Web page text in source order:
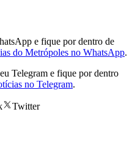
e fique por dentro de
do Metrópoles no WhatsApp.
Telegram e fique por dentro
no Telegram.
Twitter